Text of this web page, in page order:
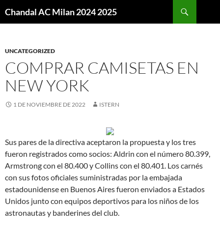
Chandal AC Milan 2024 2025
UNCATEGORIZED
COMPRAR CAMISETAS EN
NEW YORK
1 DE NOVIEMBRE DE 2022 ISTERN
Sus pares de la directiva aceptaron la propuesta y los tres
fueron registrados como socios: Aldrin con el número 80.399,
Armstrong con el 80.400 y Collins con el 80.401. Los carnés
con sus fotos oficiales suministradas por la embajada
estadounidense en Buenos Aires fueron enviados a Estados
Unidos junto con equipos deportivos para los niños de los
astronautas y banderines del club.